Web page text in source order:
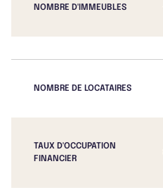
NOMBRE D'IMMEUBLES
NOMBRE DE LOCATAIRES
TAUX D'OCCUPATION
FINANCIER